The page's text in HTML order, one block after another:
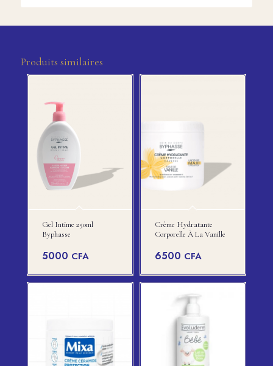
Produits similaires
Gel Intime 250ml
Byphasse
5000 CFA
Crème Hydratante
Corporelle À La Vanille
6500 CFA